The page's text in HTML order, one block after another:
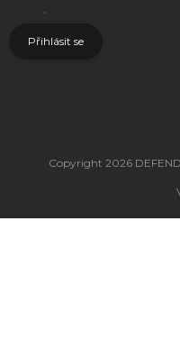
.
Přihlásit se
Copyright 2026